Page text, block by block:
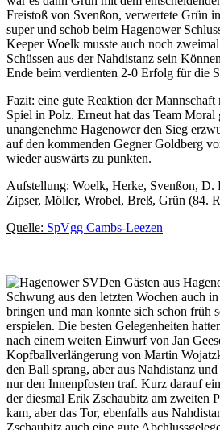
Freistoß von Svenßon, verwertete Grün
super und schob beim Hagenower
Keeper Woelk musste auch noch
Schüssen aus der Nahdistanz sein
Ende beim verdienten 2-0 Erfolg für die
Fazit: eine gute Reaktion der
Spiel in Polz. Erneut hat das Team Moral
unangenehme Hagenower den Sieg
auf den kommenden Gegner Goldberg
wieder auswärts zu punkten.
Aufstellung: Woelk, Herke, Svenßon, D.
Zipser, Möller, Wrobel, Breß, Grün (84.
Quelle: SpVgg Cambs-Leezen
Den Gästen aus
Schwung aus den letzten Wochen auch
bringen und man konnte sich schon früh
erspielen. Die besten Gelegenheiten
nach einem weiten Einwurf von Jan
Kopfballverlängerung von Martin
den Ball sprang, aber aus Nahdistanz
nur den Innenpfosten traf. Kurz darauf
der diesmal Erik Zschaubitz am zweiten
kam, aber das Tor, ebenfalls aus
Zschaubitz auch eine gute